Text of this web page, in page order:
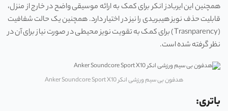
همچنین این ایربادز انکر برای کمک به ارائه موسیقی واضح در خارج از منزل،
قابلیت حذف نویز هیبریدی را نیز در اختیار دارد. همچنین یک حالت شفافیت
(Trasnparency) برای کمک به تقویت نویز محیطی در صورت نیاز برای آن در
نظر گرفته شده است.
هدفون بی سیم ورزشی انکر Anker Soundcore Sport X10
باتری: